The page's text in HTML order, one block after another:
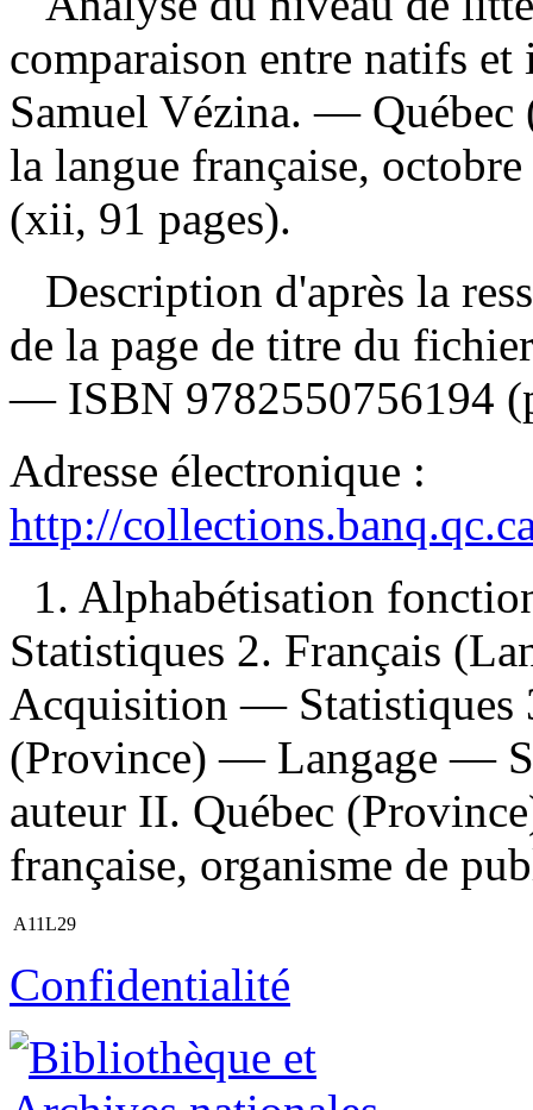
comparaison entre natifs
Samuel Vézina. — Québec
la langue française,
(xii, 91 pages).
Description d'après la
de la page de titre du
— ISBN 9782550756194
Adresse électronique :
http://
1. Alphabétisation
Statistiques 2. Français
Acquisition — Statistiques
(Province) — Langage —
auteur II. Québec
française, organisme de
A11L29
Confidentialité